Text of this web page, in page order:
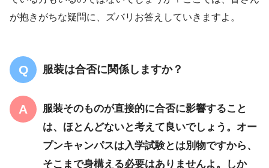
が抱きがちな疑問に、ズバリお答えしていきますよ。
服装は合否に関係しますか？
服装そのものが直接的に合否に影響すること
は、ほとんどないと考えて良いでしょう。オー
プンキャンパスは入学試験とは別物ですから、
そこまで身構える必要はありませんよ。しか